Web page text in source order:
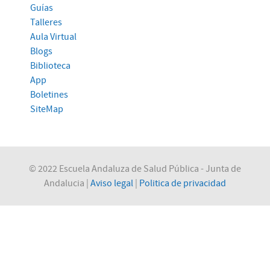
Guías
Talleres
Aula Virtual
Blogs
Biblioteca
App
Boletines
SiteMap
© 2022 Escuela Andaluza de Salud Pública - Junta de
Andalucia | Aviso legal Politica de privacidad